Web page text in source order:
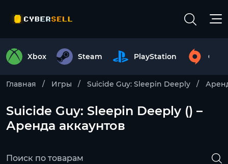
Xbox Steam PlayStation
Главная Игры Suicide Guy: Sleepin Deeply
Suicide Guy: Sleepin Deeply () –
Аренда аккаунтов